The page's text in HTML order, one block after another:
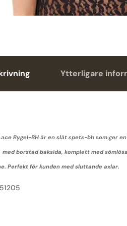
Ytterligare
Bygel-BH är en slät spets-bh som ger
borstad baksida, komplett med
Perfekt för kunden med sluttande axlar.